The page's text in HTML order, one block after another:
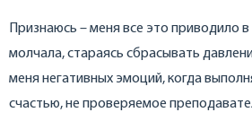
Признаюсь – меня все это приводило
молчала, стараясь сбрасывать
меня негативных эмоций, когда
счастью, не проверяемое